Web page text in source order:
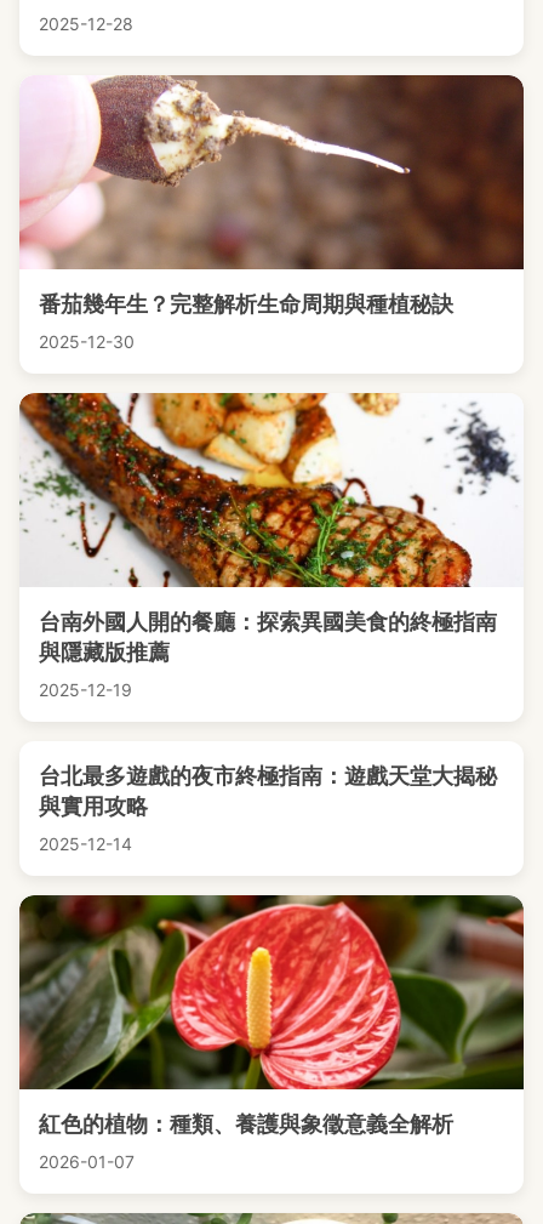
2025-12-28
番茄幾年生？完整解析生命周期與種植秘訣
2025-12-30
台南外國人開的餐廳：探索異國美食的終極指南
與隱藏版推薦
2025-12-19
台北最多遊戲的夜市終極指南：遊戲天堂大揭秘
與實用攻略
2025-12-14
紅色的植物：種類、養護與象徵意義全解析
2026-01-07